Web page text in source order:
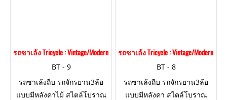
รถซาเล้ง Tricycle : Vintage/Modern Style BT - 9
BT - 9
รถซาเล้งถีบ รถจักรยาน3ล้อ
แบบมีหลังคาไม้ สไตล์โบราณ
รถซาเล้ง Tricycle : Vintage/Modern
BT - 8
รถซาเล้งถีบ รถจักรยาน3ล้อ
แบบมีหลังคา สไตล์โบราณ